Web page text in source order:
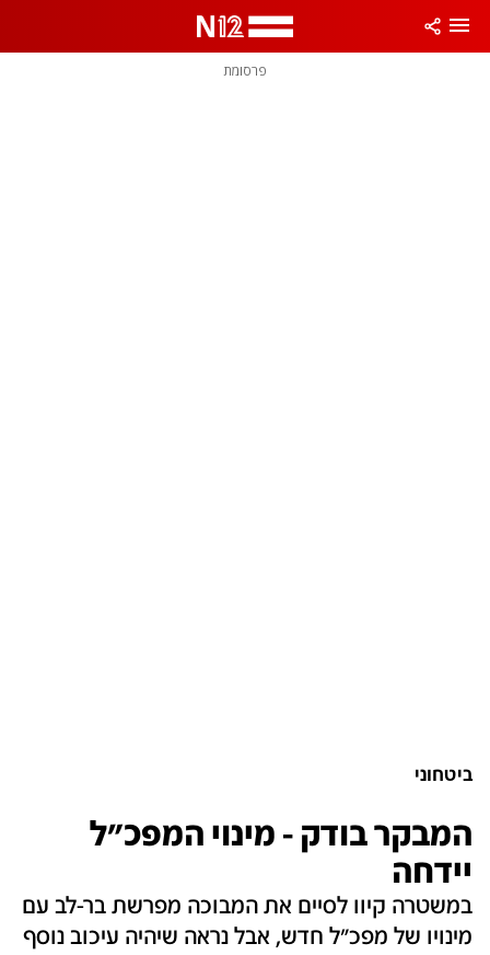
פרסומת
ביטחוני
המבקר בודק - מינוי המפכ"ל
יידחה
במשטרה קיוו לסיים את המבוכה מפרשת בר-לב עם
מינויו של מפכ"ל חדש, אבל נראה שיהיה עיכוב נוסף